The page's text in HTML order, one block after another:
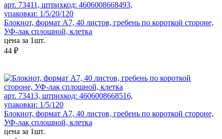
арт. 73411, штрихкод: 4606008668493,
упаковки: 1/5/20/120
Блокнот, формат А7, 40 листов, гребень по короткой стороне,
УФ-лак сплошной, клетка
цена за 1шт.
44 ₽
арт. 73413, штрихкод: 4606008668516,
упаковки: 1/5/120
Блокнот, формат А7, 40 листов, гребень по короткой стороне,
УФ-лак сплошной, клетка
цена за 1шт.